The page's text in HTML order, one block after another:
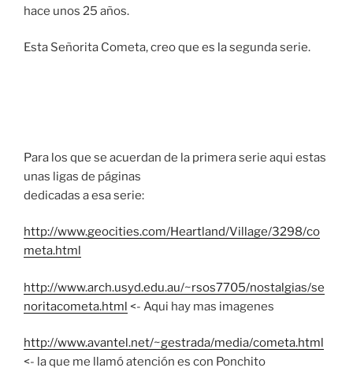
hace unos 25 años.
Esta Señorita Cometa, creo que es la segunda serie.
Para los que se acuerdan de la primera serie aqui estas
unas ligas de páginas
dedicadas a esa serie:
http://www.geocities.com/Heartland/Village/3298/co
meta.html
http://www.arch.usyd.edu.au/~rsos7705/nostalgias/se
noritacometa.html <- Aqui hay mas imagenes
http://www.avantel.net/~gestrada/media/cometa.html
<- la que me llamó atención es con Ponchito